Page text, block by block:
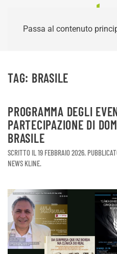
Passa al contenuto
TAG: BRASILE
PROGRAMMA DEGLI
PARTECIPAZIONE DI
BRASILE
SCRITTO IL19 FEBBRAIO 2026.
NEWS KLINE.